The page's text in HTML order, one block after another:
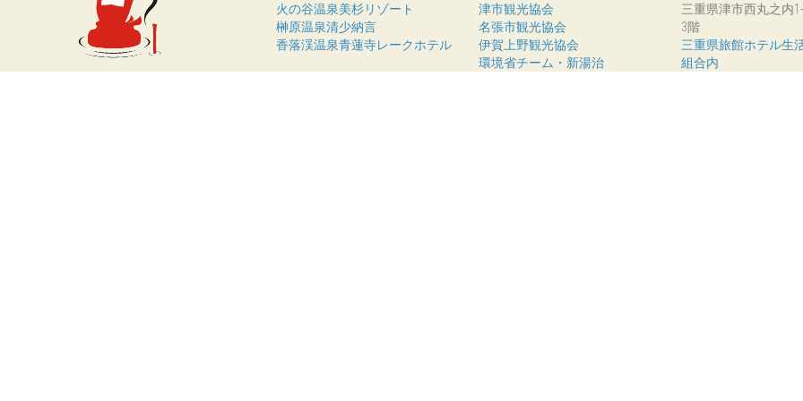
火の谷温泉美杉リゾート
榊原温泉清少納言
香落渓温泉青蓮寺レークホテル
津市観光協会
名張市観光協会
伊賀上野観光協会
環境省チーム・新湯治
三重県津市西丸之内
3階
三重県旅館ホテル生
組合内